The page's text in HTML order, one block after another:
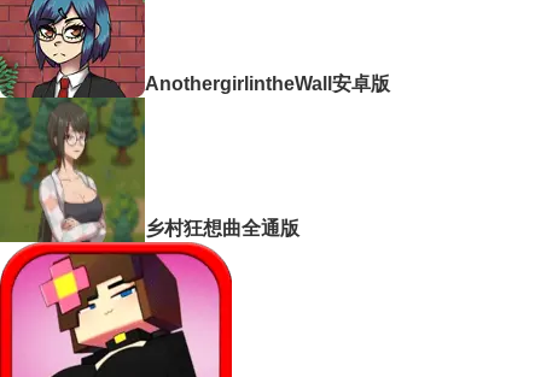
AnothergirlintheWall安卓版
乡村狂想曲全通版